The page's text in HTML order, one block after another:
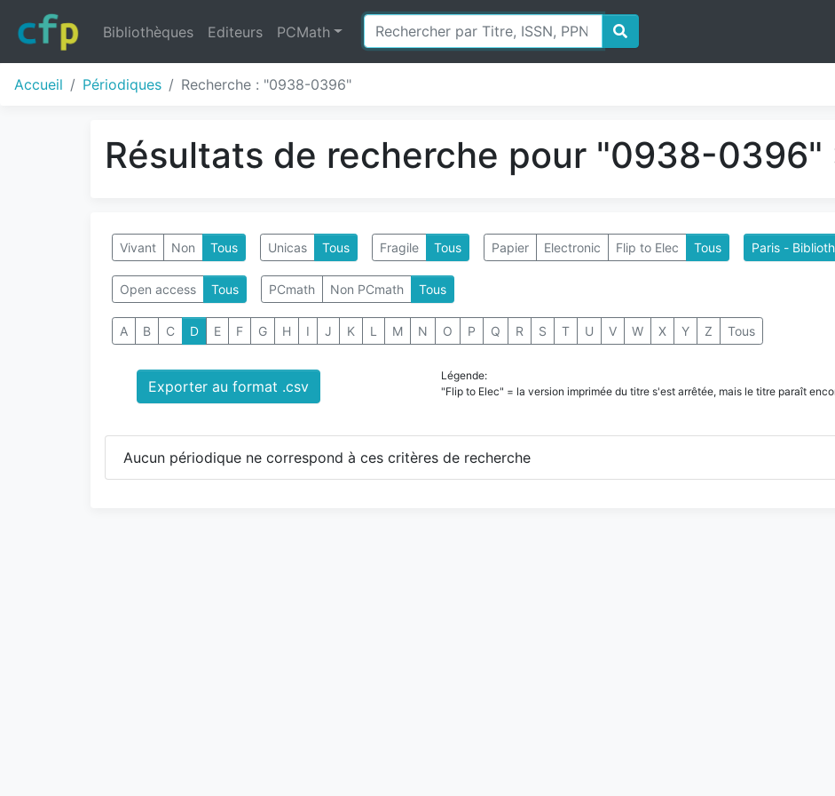
Bibliothèques Editeurs PCMath
Accueil Périodiques Recherche : "0938-0396"
Résultats de recherche pour "0938-0396"
Vivant Non Tous Unicas Tous Fragile Tous Papier Electronic Flip to Elec Tous Paris -
Open access Tous PCmath Non PCmath Tous
A B C D E F G H I J K L M N O P Q R S T U V W X Y Z Tous
Exporter au format .csv
Légende:
"Flip to Elec" = la version imprimée du titre s'est arrêtée, mais le titre paraît
Aucun périodique ne correspond à ces critères de recherche